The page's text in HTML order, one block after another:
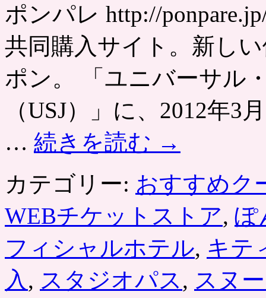
ポンパレ http://
共同購入サイト。新し
ポン。 「ユニバーサル
（USJ）」に、2012年
… 続きを読む →
カテゴリー: おすすめク
WEBチケットストア, ぽ
フィシャルホテル, キテ
入 , スタジオパス, スヌ